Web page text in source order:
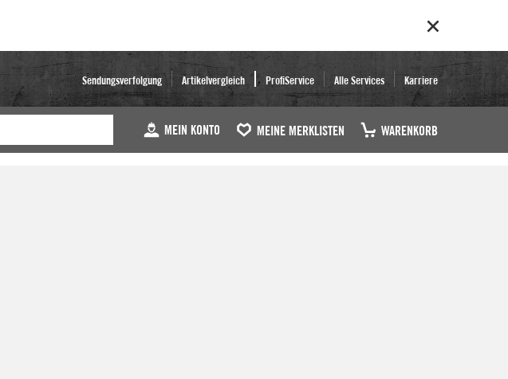
Sendungsverfolgung Artikelvergleich ProfiService Alle Services Karriere
MEIN KONTO MEINE MERKLISTEN WARENKORB